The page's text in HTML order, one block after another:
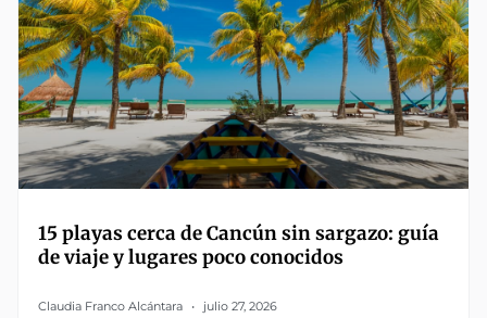
15 playas cerca de Cancún sin sargazo: guía
de viaje y lugares poco conocidos
Claudia Franco Alcántara julio 27, 2026